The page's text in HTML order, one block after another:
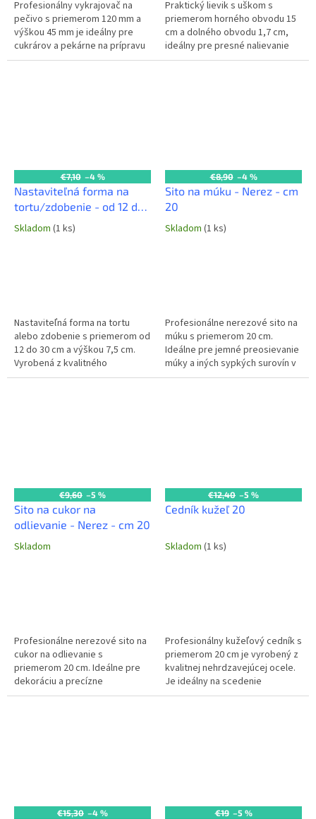
Profesionálny vykrajovač na
pečivo s priemerom 120 mm a
výškou 45 mm je ideálny pre
cukrárov a pekárne na prípravu
väčších tvarov sušienok,
Praktický lievik s uškom s
priemerom horného obvodu 15
cm a dolného obvodu 1,7 cm,
ideálny pre presné nalievanie
tekutín a sypkých surovín v
€7,10 –4 %
Nastaviteľná forma na
tortu/zdobenie - od 12 do
30 cm
Skladom (1 ks)
Nastaviteľná forma na tortu
alebo zdobenie s priemerom od
12 do 30 cm a výškou 7,5 cm.
Vyrobená z kvalitného
materiálu, ideálna pre cukrárov
€8,90 –4 %
Sito na múku - Nerez - cm
20
Skladom (1 ks)
Profesionálne nerezové sito na
múku s priemerom 20 cm.
Ideálne pre jemné preosievanie
múky a iných sypkých surovín v
každej komerčnej kuchyni a
€9,60 –5 %
Sito na cukor na
odlievanie - Nerez - cm 20
Skladom
Profesionálne nerezové sito na
cukor na odlievanie s
priemerom 20 cm. Ideálne pre
dekoráciu a precízne
dávkovanie cukru v každej
€12,40 –5 %
Cedník kužeľ 20
Skladom (1 ks)
Profesionálny kužeľový cedník s
priemerom 20 cm je vyrobený z
kvalitnej nehrdzavejúcej ocele.
Je ideálny na scedenie
cestovín, zeleniny alebo ovocia
€15,30 –4 % €19 –5 %